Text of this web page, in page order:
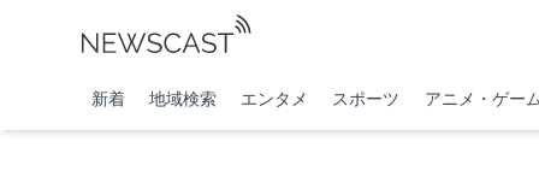
新着 地域検索 エンタメ スポーツ アニメ・ゲーム